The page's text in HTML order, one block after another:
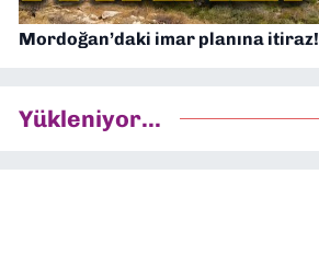
Mordoğan’daki imar planına itiraz!
Yükleniyor...